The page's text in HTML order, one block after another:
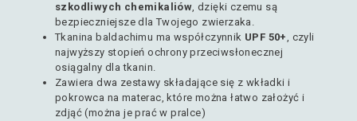
szkodliwych chemikaliów, dzięki czemu są
bezpieczniejsze dla Twojego zwierzaka.
Tkanina baldachimu ma współczynnik UPF 50+, czyli
najwyższy stopień ochrony przeciwsłonecznej
osiągalny dla tkanin.
Zawiera dwa zestawy składające się z wkładki i
pokrowca na materac, które można łatwo założyć i
zdjąć (można je prać w pralce)